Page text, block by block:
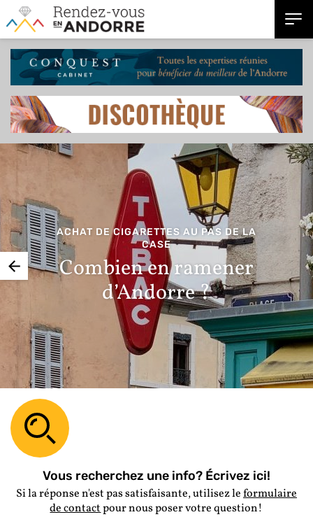
ACHAT DE CIGARETTES AU PAS DE LA
CASE
Combien en ramener
d’Andorre ?
Vous recherchez une info? Écrivez ici!
Si la réponse n'est pas satisfaisante, utilisez leformulaire
de contactpour nous poser votre question!